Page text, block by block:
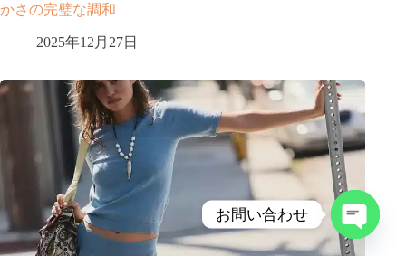
かさの完璧な調和
2025年12月27日
お問い合わせ
チ